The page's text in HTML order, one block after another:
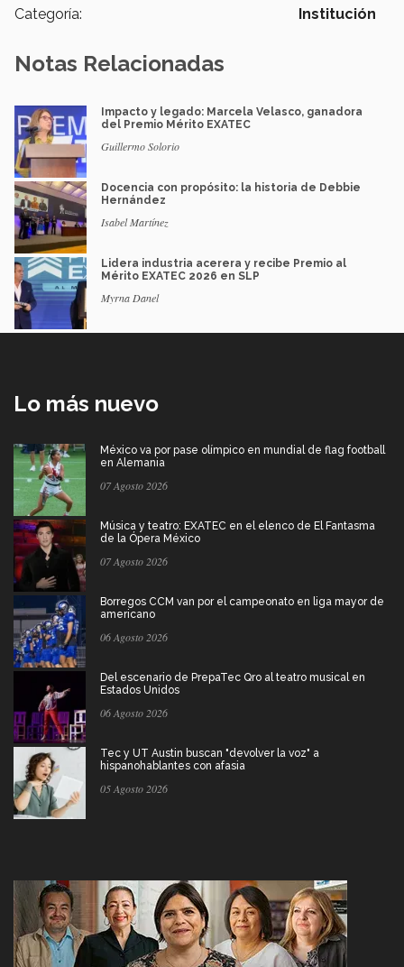
Categoría: Institución
Notas Relacionadas
Impacto y legado: Marcela Velasco, ganadora
del Premio Mérito EXATEC
Guillermo Solorio
Docencia con propósito: la historia de Debbie
Hernández
Isabel Martínez
Lidera industria acerera y recibe Premio al
Mérito EXATEC 2026 en SLP
Myrna Danel
Lo más nuevo
México va por pase olímpico en mundial de flag football
en Alemania
07 Agosto 2026
Música y teatro: EXATEC en el elenco de El Fantasma
de la Ópera México
07 Agosto 2026
Borregos CCM van por el campeonato en liga mayor de
americano
06 Agosto 2026
Del escenario de PrepaTec Qro al teatro musical en
Estados Unidos
06 Agosto 2026
Tec y UT Austin buscan "devolver la voz" a
hispanohablantes con afasia
05 Agosto 2026